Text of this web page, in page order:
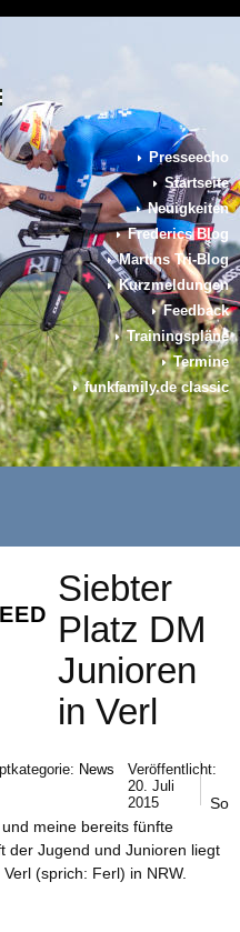
Presseecho
Startseite
Neuigkeiten
Frederics Blog
Martins Tri-Blog
Kurzmeldungen
Feedback
Trainingspläne
Termine
funkfamily.de classic
Siebter
Platz DM
Junioren
in Verl
News
Veröffentlicht:
20. Juli
2015
So
meine bereits fünfte
der Jugend und Junioren liegt
(sprich: Ferl) in NRW.